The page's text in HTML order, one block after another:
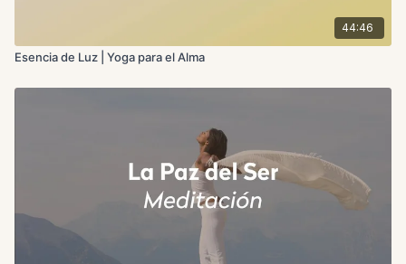
44:46
Esencia de Luz | Yoga para el Alma